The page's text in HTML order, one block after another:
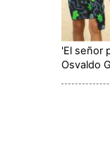
'El señor
Osvaldo